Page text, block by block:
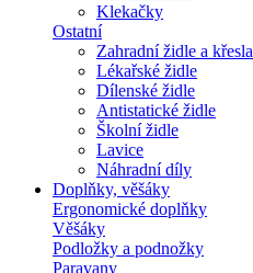
Klekačky
Ostatní
Zahradní židle a křesla
Lékařské židle
Dílenské židle
Antistatické židle
Školní židle
Lavice
Náhradní díly
Doplňky, věšáky
Ergonomické doplňky
Věšáky
Podložky a podnožky
Paravany